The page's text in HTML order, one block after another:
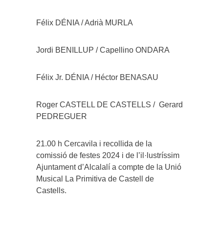
Félix DÉNIA / Adrià MURLA
Jordi BENILLUP / Capellino ONDARA
Félix Jr. DÉNIA / Héctor BENASAU
Roger CASTELL DE CASTELLS / Gerard
PEDREGUER
21.00 h Cercavila i recollida de la
comissió de festes 2024 i de l’il·lustríssim
Ajuntament d’Alcalalí a compte de la Unió
Musical La Primitiva de Castell de
Castells.